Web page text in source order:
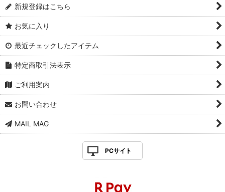
新規登録はこちら
お気に入り
最近チェックしたアイテム
特定商取引法表示
ご利用案内
お問い合わせ
MAIL MAG
PCサイト